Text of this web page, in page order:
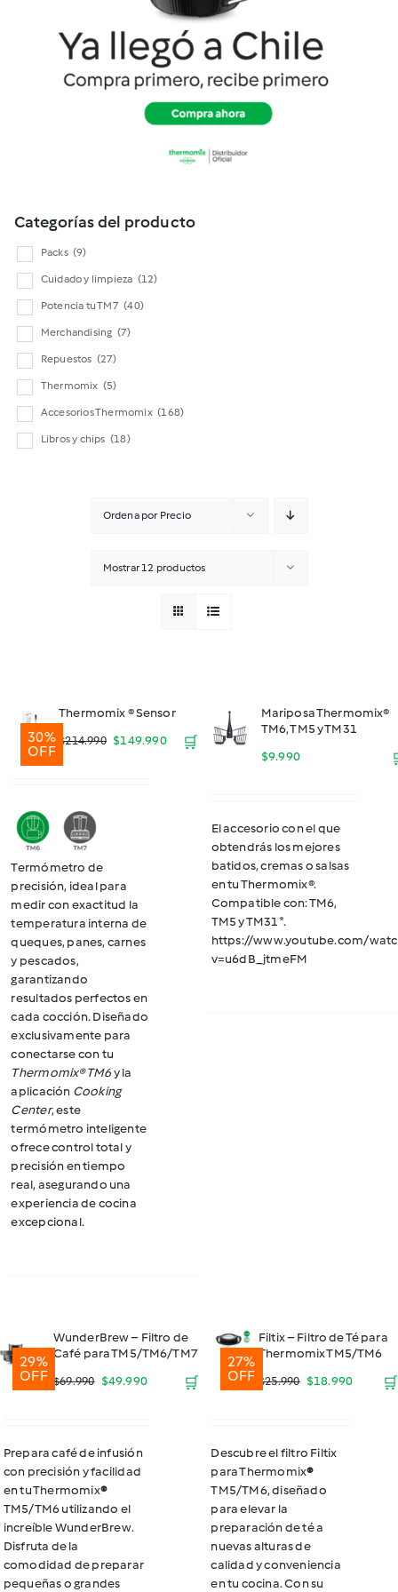
Cookidoo
Categorías del producto
Packs (9)
Cuidado y limpieza (12)
Potencia tu TM7 (40)
Merchandising (7)
Repuestos (27)
Thermomix (5)
Accesorios Thermomix (168)
Libros y chips (18)
Ordena por Precio
Mostrar12 productos
30%
OFF
Thermomix ® Sensor
$214.990 El
$149.990El
$149.990.
🛒
Termómetro de
precisión, ideal para
medir con exactitud la
temperatura interna de
queques, panes, carnes
y pescados,
garantizando
resultados perfectos en
cada cocción. Diseñado
exclusivamente para
conectarse con tu
Thermomix® TM6y la
aplicación Cooking
Center, este
termómetro inteligente
ofrece control total y
precisión en tiempo
real, asegurando una
experiencia de cocina
excepcional.
Mariposa Thermomix®
TM6, TM5 y TM31
$9.990
El accesorio con el que
obtendrás los mejores
batidos, cremas o salsas
en tu Thermomix®.
Compatible con: TM6,
TM5 y TM31*.
https://www.youtube.com/
v=u6dB_jtmeFM
29%
OFF
WunderBrew – Filtro de
Café para TM5/TM6/TM7
$69.990 El
original
era:
$69.990.
$49.990El 🛒
Prepara café de infusión
con precisión y facilidad
en tu Thermomix®
TM5/TM6 utilizando el
increíble WunderBrew.
Disfruta de la
comodidad de preparar
pequeñas o grandes
27%
OFF
Filtix – Filtro de Té para
Thermomix TM5/TM6
$25.990 El
era:
$18.990El 🛒
Descubre el filtro Filtix
para Thermomix®
TM5/TM6, diseñado
para elevar la
preparación de té a
nuevas alturas de
calidad y conveniencia
en tu cocina. Con su